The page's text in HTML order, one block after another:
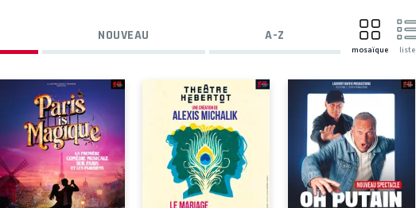
NOUVEAU A-Z
mosaïque liste